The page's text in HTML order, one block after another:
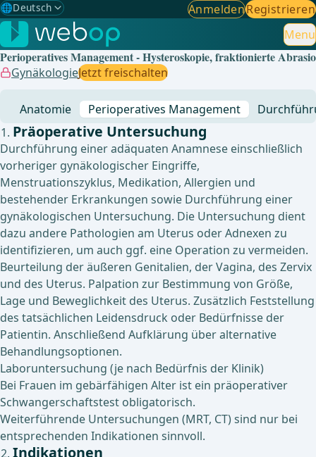
🌐Deutsch
Gewählte Sprache: Deutsch
🇩🇪 Deutsch ✓
🇬🇧English
🇧🇷 Brasilianisch
AnmeldenRegistrieren
Menu
Perioperatives Management - Hysteroskopie, fraktionierte Abrasio
GynäkologieJetzt freischalten
Anatomie Perioperatives Management
Präoperative Untersuchung
Durchführung einer adäquaten Anamnese einschließlich
vorheriger gynäkologischer Eingriffe,
Menstruationszyklus, Medikation, Allergien und
bestehender Erkrankungen sowie Durchführung einer
gynäkologischen Untersuchung. Die Untersuchung dient
dazu andere Pathologien am Uterus oder Adnexen zu
identifizieren, um auch ggf. eine Operation zu vermeiden.
Beurteilung der äußeren Genitalien, der Vagina, des Zervix
und des Uterus. Palpation zur Bestimmung von Größe,
Lage und Beweglichkeit des Uterus. Zusätzlich Feststellung
des tatsächlichen Leidensdruck oder Bedürfnisse der
Patientin. Anschließend Aufklärung über alternative
Behandlungsoptionen.
Laboruntersuchung (je nach Bedürfnis der Klinik)
Bei Frauen im gebärfähigen Alter ist ein präoperativer
Schwangerschaftstest obligatorisch.
Weiterführende Untersuchungen (MRT, CT) sind nur bei
entsprechenden Indikationen sinnvoll.
Indikationen